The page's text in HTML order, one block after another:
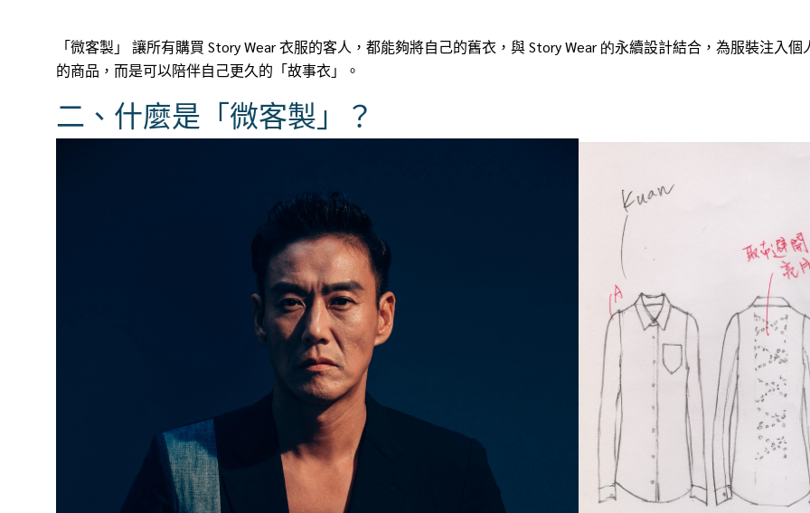
「微客製」 讓所有購買 Story Wear 衣服的客人，都能夠將自己的舊衣，與 StoryWear 的永續設計結合，為服裝注入
的商品，而是可以陪伴自己更久的「故事衣」。
二、什麼是「微客製」？